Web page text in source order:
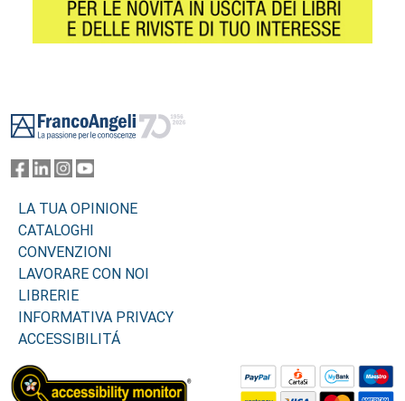
LA TUA OPINIONE
CATALOGHI
CONVENZIONI
LAVORARE CON NOI
LIBRERIE
INFORMATIVA PRIVACY
ACCESSIBILITÁ